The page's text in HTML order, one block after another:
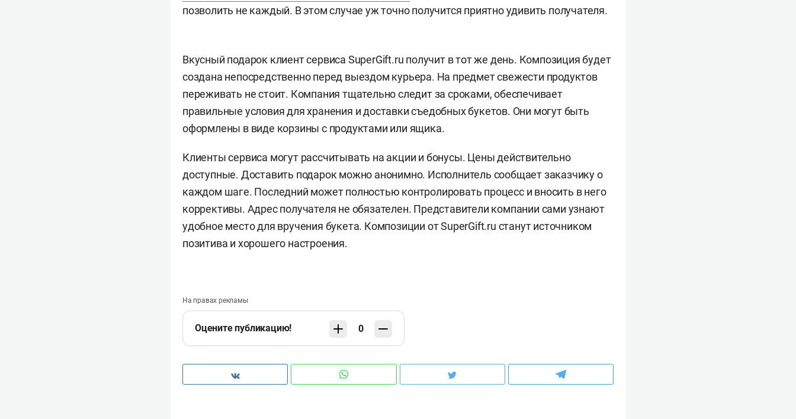
позволить не каждый. В этом случае уж точно получится приятно удивить получателя.
Вкусный подарок клиент сервиса SuperGift.ru получит в тот же день. Композиция будет
создана непосредственно перед выездом курьера. На предмет свежести продуктов
переживать не стоит. Компания тщательно следит за сроками, обеспечивает
правильные условия для хранения и доставки съедобных букетов. Они могут быть
оформлены в виде корзины с продуктами или ящика.
Клиенты сервиса могут рассчитывать на акции и бонусы. Цены действительно
доступные. Доставить подарок можно анонимно. Исполнитель сообщает заказчику о
каждом шаге. Последний может полностью контролировать процесс и вносить в него
коррективы. Адрес получателя не обязателен. Представители компании сами узнают
удобное место для вручения букета. Композиции от SuperGift.ru станут источником
позитива и хорошего настроения.
На правах рекламы
Оцените публикацию! 0